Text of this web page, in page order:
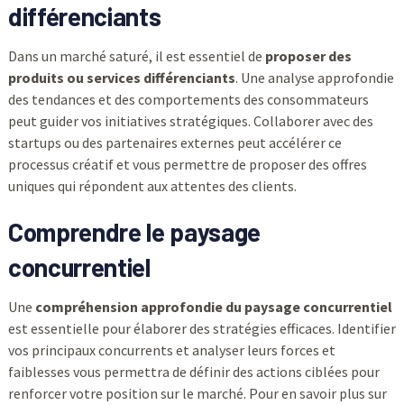
différenciants
Dans un marché saturé, il est essentiel de proposer des
produits ou services différenciants. Une analyse approfondie
des tendances et des comportements des consommateurs
peut guider vos initiatives stratégiques. Collaborer avec des
startups ou des partenaires externes peut accélérer ce
processus créatif et vous permettre de proposer des offres
uniques qui répondent aux attentes des clients.
Comprendre le paysage
concurrentiel
Une compréhension approfondie du paysage concurrentiel
est essentielle pour élaborer des stratégies efficaces. Identifier
vos principaux concurrents et analyser leurs forces et
faiblesses vous permettra de définir des actions ciblées pour
renforcer votre position sur le marché. Pour en savoir plus sur